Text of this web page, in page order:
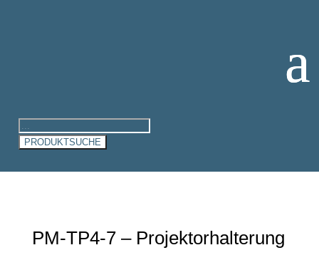
search
PRODUKTSUCHE
PM-TP4-7 – Projektorhalterung